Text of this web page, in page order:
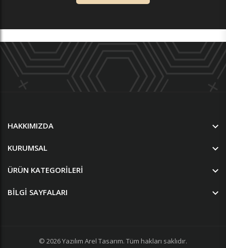
HAKKIMIZDA
KURUMSAL
ÜRÜN KATEGORILERI
BILGI SAYFALARI
© 2026Yazılım Arel Tasarım. Tüm hakları saklıdır.